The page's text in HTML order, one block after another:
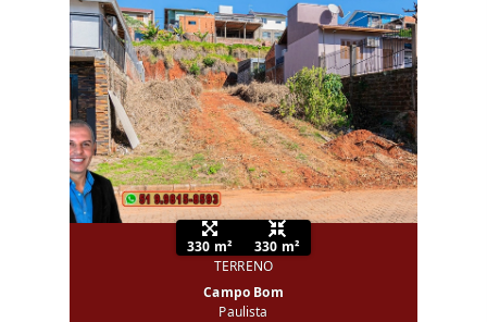
330 m²
330 m²
TERRENO
Campo Bom
Paulista